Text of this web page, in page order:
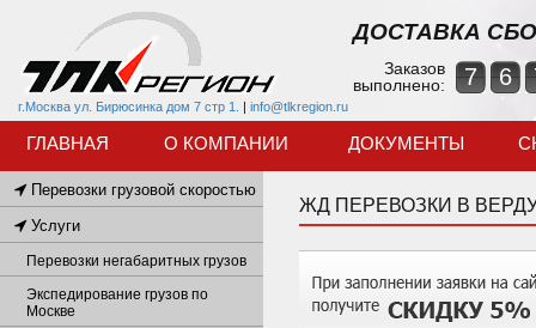
г.Москва ул. Бирюсинка дом 7 стр 1. | info@tlkregion.ru
ДОСТАВКА
Заказов
выполнено:
7 6
ГЛАВНАЯ О КОМПАНИИ ДОКУМЕНТЫ
ЖД ПЕРЕВОЗКИ В
Перевозки грузовой скоростью
Услуги
Перевозки негабаритных грузов
Экспедирование грузов по
Москве